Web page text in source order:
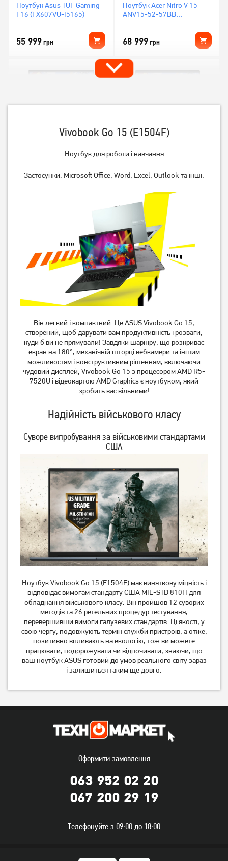
Ноутбук Asus TUF Gaming
F16 (FX607VU-I5165)
55 999грн
Ноутбук Acer Nitro V 15
ANV15-52-57BB
68 999грн
fb3235nw (C1LN5EA)
fa2082wm (B5EQ3UA)
51 999
Ноутбук HP Envy 17-
cw0009ua (949X2EA)
47 999грн
Ноутбук Acer Aspire Lite
AL15-45P (NX.DLQEU.001)
30 999грн
Ноутбук Acer Aspire Lite
AL16-54P-51BX
(NX.D76EU.002)
29 999грн
Ноутбук Asus Vivobook 15
X1504VA-BQ2919W
(90NB13Y2-M00W50)
34 999грн
Ноутбук HP 255R G10
(AD1U9ET)
28 999грн
Ноутбук Asus TUF Gaming
A16 FA607NUG
(FA607NUG-RL117)
55 999грн
fa2057ns (D14JDEA)
B1 B1503CVA (B1503CVA-
Vivobook Go 15 (E1504F)
Ноутбук для роботи і навчання
Застосунки: Microsoft Office, Word, Excel, Outlook та інші.
Він легкий і компактний. Це ASUS Vivobook Go 15,
створений, щоб дарувати вам продуктивність і розваги,
куди б ви не прямували! Завдяки шарніру, що розкриває
екран на 180°, механічній шторці вебкамери та іншим
можливостям і конструктивним рішенням, включаючи
чудовий дисплей, Vivobook Go 15 з процесором AMD R5-
7520U і відеокартою AMD Graphics є ноутбуком, який
зробить вас вільними!
Надійність військового класу
Суворе випробування за військовими стандартами
США
Ноутбук Vivobook Go 15 (E1504F) має виняткову міцність і
відповідає вимогам стандарту США MIL-STD 810H для
обладнання військового класу. Він пройшов 12 суворих
методів та 26 ретельних процедур тестування,
перевершивши вимоги галузевих стандартів. Ці якості, у
свою чергу, подовжують термін служби пристроїв, а отже,
позитивно впливають на екологію, тож ви можете
працювати, подорожувати чи відпочивати, знаючи, що
ваш ноутбук ASUS готовий до умов реального світу зараз
і залишиться таким ще довго.
Оформити замовлення
063 952 02 20
067 200 29 19
Телефонуйте з 09:00 до 18:00